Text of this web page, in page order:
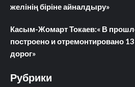
желінің біріне айналдыру»
Касым-Жомарт Токаев:« В
построено и отремонтировано
дорог»
Рубрики